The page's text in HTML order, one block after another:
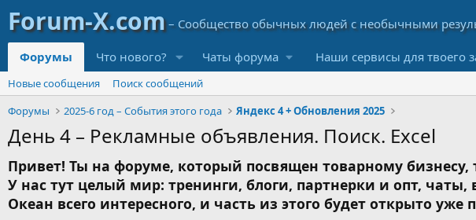
Форумы Что нового? Чаты форума Наши сервисы для твоего
Новые сообщения
Поиск сообщений
Форумы
2025-6 год – События этого года Яндекс 4 + Обновления 2025
День 4 – Рекламные объявления. Поиск. Excel
Привет! Ты на форуме, который посвящен товарному бизнесу,
У нас тут целый мир: тренинги, блоги, партнерки и опт, чаты,
Океан всего интересного, и часть из этого будет открыто уже